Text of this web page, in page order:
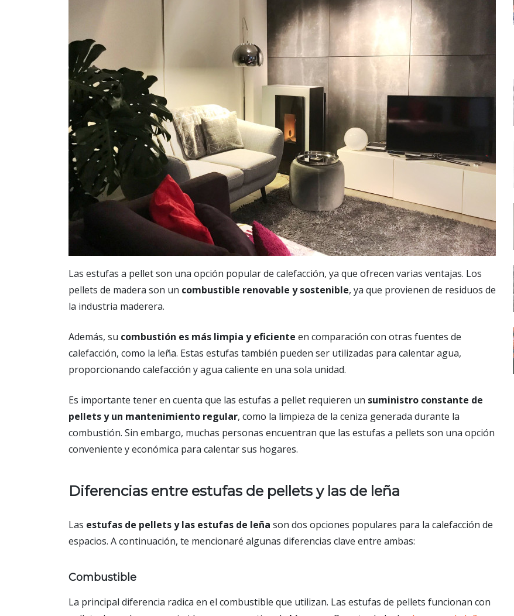
Las estufas a pellet son una opción popular de calefacción, ya que ofrecen varias ventajas. Los
pellets de madera son un combustible renovable y sostenible, ya que provienen de residuos de
la industria maderera.
Además, su combustión es más limpia y eficiente en comparación con otras fuentes de
calefacción, como la leña. Estas estufas también pueden ser utilizadas para calentar agua,
proporcionando calefacción y agua caliente en una sola unidad.
Es importante tener en cuenta que las estufas a pellet requieren un suministro constante de
pellets y un mantenimiento regular, como la limpieza de la ceniza generada durante la
combustión. Sin embargo, muchas personas encuentran que las estufas a pellets son una opción
conveniente y económica para calentar sus hogares.
Diferencias entre estufas de pellets y las de leña
Las estufas de pellets y las estufas de leña son dos opciones populares para la calefacción de
espacios. A continuación, te mencionaré algunas diferencias clave entre ambas:
Combustible
La principal diferencia radica en el combustible que utilizan. Las estufas de pellets funcionan con